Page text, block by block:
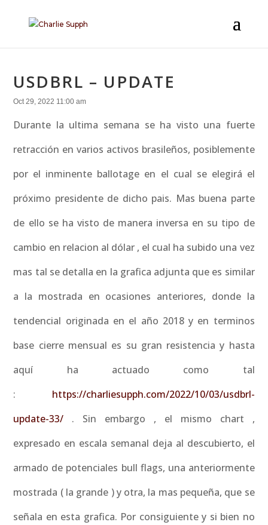
USDBRL – UPDATE
Oct 29, 2022 11:00 am
Durante la ultima semana se ha visto una fuerte
retracción en varios activos brasileños, posiblemente
por el inminente ballotage en el cual se elegirá el
próximo presidente de dicho pais. Mas buena parte
de ello se ha visto de manera inversa en su tipo de
cambio en relacion al dólar , el cual ha subido una vez
mas tal se detalla en la grafica adjunta que es similar
a la mostrada en ocasiones anteriores, donde la
tendencial originada en el año 2018 y en terminos
base cierre mensual es su gran resistencia y hasta
aquí ha actuado como tal
: https://charliesupph.com/2022/10/03/usdbrl-
update-33/ . Sin embargo , el mismo chart ,
expresado en escala semanal deja al descubierto, el
armado de potenciales bull flags, una anteriormente
mostrada ( la grande ) y otra, la mas pequeña, que se
señala en esta grafica. Por consiguiente y si bien no